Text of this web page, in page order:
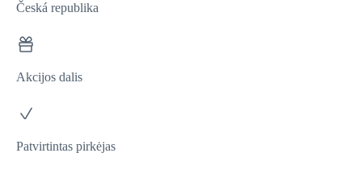
Česká republika
Akcijos dalis
Patvirtintas pirkėjas